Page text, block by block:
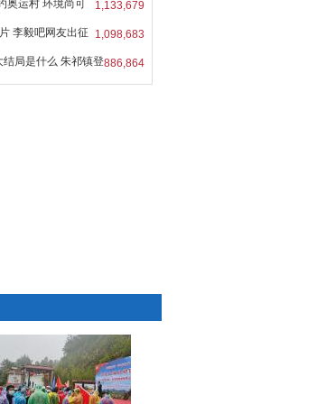
1,133,679
奥运村 环境尚可
1,098,683
李毅吧网友出征
886,864
局是什么 朱祁镇登